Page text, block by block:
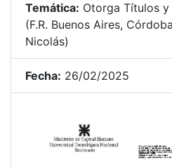
Temática: Otorga Títulos
(F.R. Buenos Aires,
Nicolás)
Fecha: 26/02/2025